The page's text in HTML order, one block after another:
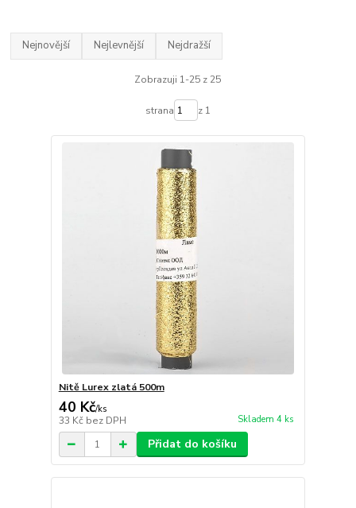
Nejnovější Nejlevnější Nejdražší
Zobrazuji 1-25 z 25
strana z 1
Nitě Lurex zlatá 500m
40 Kč/ks
33 Kč bez DPH Skladem 4 ks
Přidat do košíku